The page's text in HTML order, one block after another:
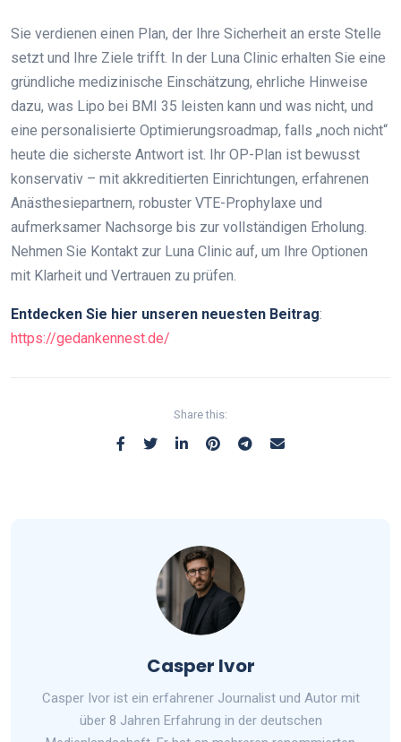
Sie verdienen einen Plan, der Ihre Sicherheit an erste Stelle
setzt und Ihre Ziele trifft. In der Luna Clinic erhalten Sie eine
gründliche medizinische Einschätzung, ehrliche Hinweise
dazu, was Lipo bei BMI 35 leisten kann und was nicht, und
eine personalisierte Optimierungsroadmap, falls „noch nicht“
heute die sicherste Antwort ist. Ihr OP-Plan ist bewusst
konservativ – mit akkreditierten Einrichtungen, erfahrenen
Anästhesiepartnern, robuster VTE-Prophylaxe und
aufmerksamer Nachsorge bis zur vollständigen Erholung.
Nehmen Sie Kontakt zur Luna Clinic auf, um Ihre Optionen
mit Klarheit und Vertrauen zu prüfen.
Entdecken Sie hier unseren neuesten Beitrag:
https://gedankennest.de/
Share this:
Casper Ivor
Casper Ivor ist ein erfahrener Journalist und Autor mit
über 8 Jahren Erfahrung in der deutschen